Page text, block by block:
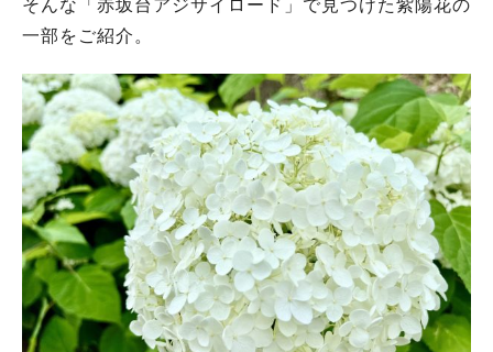
そんな「赤坂台アジサイロード」で見つけた紫陽花の
一部をご紹介。